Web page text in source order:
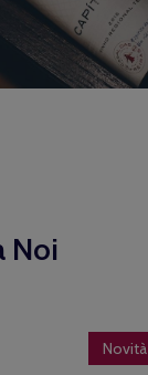
Noi
Novità